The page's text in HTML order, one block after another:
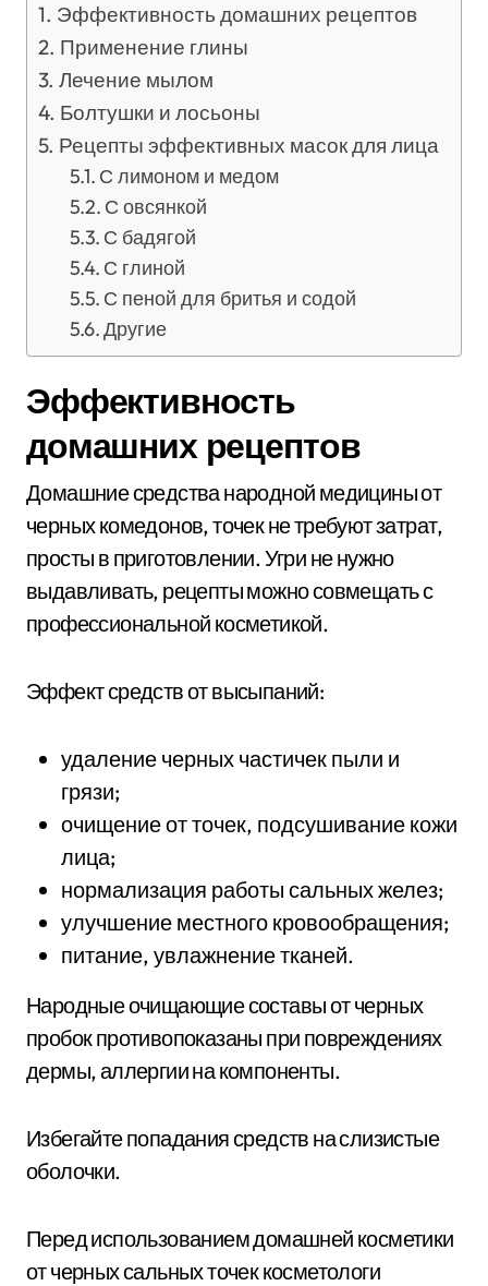
Эффективность домашних рецептов
Применение глины
Лечение мылом
Болтушки и лосьоны
Рецепты эффективных масок для лица
С лимоном и медом
С овсянкой
С бадягой
С глиной
С пеной для бритья и содой
Другие
Эффективность
домашних рецептов
Домашние средства народной медицины от
черных комедонов, точек не требуют затрат,
просты в приготовлении. Угри не нужно
выдавливать, рецепты можно совмещать с
профессиональной косметикой.
Эффект средств от высыпаний:
удаление черных частичек пыли и
грязи;
очищение от точек, подсушивание кожи
лица;
нормализация работы сальных желез;
улучшение местного кровообращения;
питание, увлажнение тканей.
Народные очищающие составы от черных
пробок противопоказаны при повреждениях
дермы, аллергии на компоненты.
Избегайте попадания средств на слизистые
оболочки.
Перед использованием домашней косметики
от черных сальных точек косметологи